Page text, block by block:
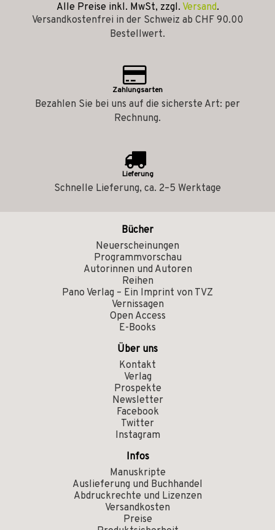
Alle Preise inkl. MwSt, zzgl. Versand.
Versandkostenfrei in der Schweiz ab CHF 90.00
Bestellwert.
Zahlungsarten
Bezahlen Sie bei uns auf die sicherste Art: per
Rechnung.
Lieferung
Schnelle Lieferung, ca. 2–5 Werktage
Bücher
Neuerscheinungen
Programmvorschau
Autorinnen und Autoren
Reihen
Pano Verlag – Ein Imprint von TVZ
Vernissagen
Open Access
E-Books
Über uns
Kontakt
Verlag
Prospekte
Newsletter
Facebook
Twitter
Instagram
Infos
Manuskripte
Auslieferung und Buchhandel
Abdruckrechte und Lizenzen
Versandkosten
Preise